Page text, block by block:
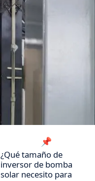
📌
¿Qué tamaño de
inversor de bomba
solar necesito para